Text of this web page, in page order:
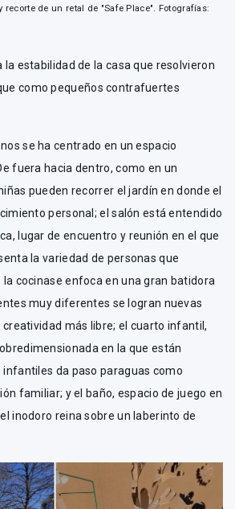
recorte de un retal de "Safe Place". Fotografías:
la estabilidad de la casa que resolvieron
como pequeños contrafuertes
se ha centrado en un espacio
fuera hacia dentro, como en un
pueden recorrer el jardín en donde el
personal; el salón está entendido
lugar de encuentro y reunión en el que
la variedad de personas que
cocinase enfoca en una gran batidora
muy diferentes se logran nuevas
más libre; el cuarto infantil,
en la que están
da paso paraguas como
familiar; y el baño, espacio de juego en
inodoro reina sobre un laberinto de